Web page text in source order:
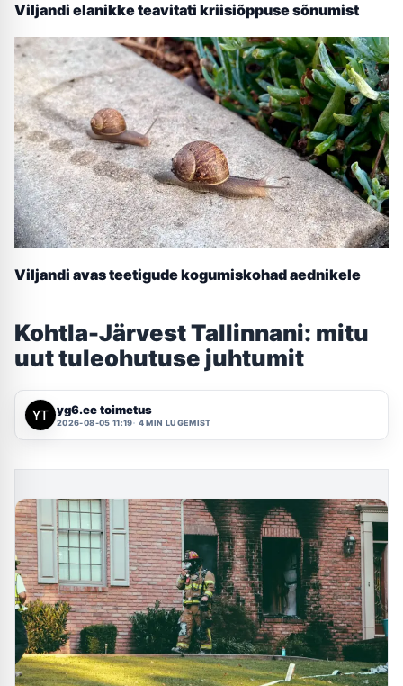
Viljandi elanikke teavitati kriisiõppuse sõnumist
Viljandi avas teetigude kogumiskohad aednikele
Kohtla-Järvest Tallinnani: mitu
uut tuleohutuse juhtumit
yg6.ee toimetus
2026-08-05 11:19 4 MIN LUGEMIST